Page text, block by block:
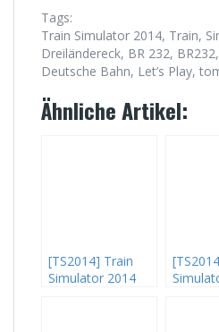
Tags:
Train Simulator 2014, Train,
Dreiländereck, BR 232,
Deutsche Bahn, Let’s Play,
Ähnliche Artikel:
[TS2014] Train
Simulator 2014